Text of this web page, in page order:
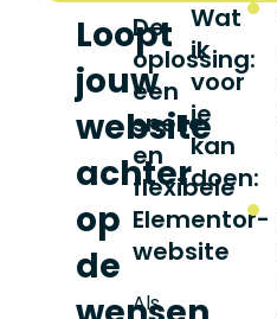
Loopt
jouw
website
achter
op
de
De
oplossing:
een
snelle
en
flexibele
Elementor-
website
Als
Wat
ik
voor
je
kan
doen: